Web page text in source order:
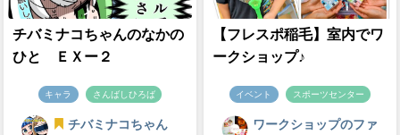
チバミナコちゃんのなかの
ひと ＥＸー２
キャラ さんばしひろば
チバミナコちゃん
【フレスポ稲毛】室内でワ
ークショップ♪
イベント スポーツセンター
ワークショップのファ